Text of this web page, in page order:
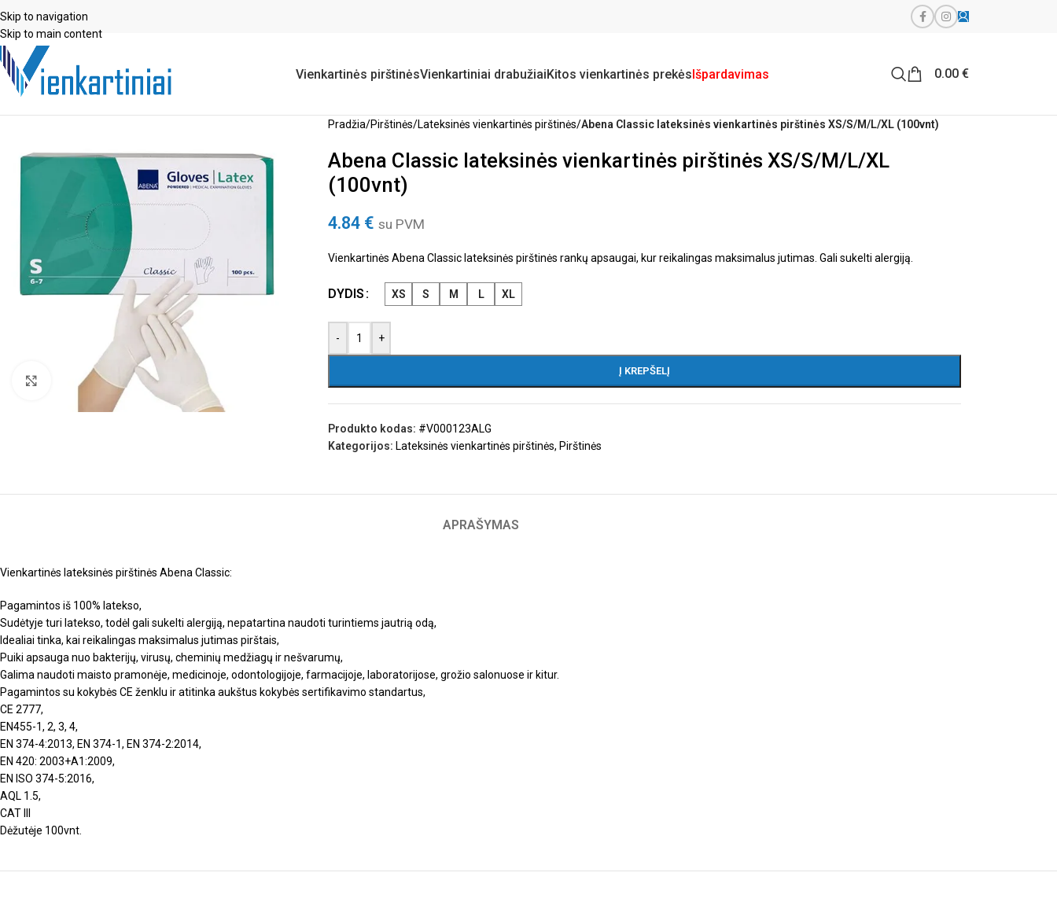
Skip to navigation
Skip to main content
Vienkartinės pirštinėsVienkartiniai drabužiaiKitos vienkartinės prekėsIšpardavimas 0.00 €
Spustelėkite, kad padidintumėte
Pradžia/Pirštinės/Lateksinės vienkartinės pirštinės/Abena Classic lateksinės vienkartinės pirštinės XS/S/M/L/XL (100vnt)
Abena Classic lateksinės vienkartinės pirštinės XS/S/M/L/XL
(100vnt)
4.84 € su PVM
Vienkartinės Abena Classic lateksinės pirštinės rankų apsaugai, kur reikalingas maksimalus jutimas. Gali sukelti alergiją.
DYDIS XS S M L XL
- +
Į KREPŠELĮ
Produkto kodas: #V000123ALG
Kategorijos: Lateksinės vienkartinės pirštinės, Pirštinės
APRAŠYMAS
Vienkartinės lateksinės pirštinės Abena Classic:
Pagamintos iš 100% latekso,
Sudėtyje turi latekso, todėl gali sukelti alergiją, nepatartina naudoti turintiems jautrią odą,
Idealiai tinka, kai reikalingas maksimalus jutimas pirštais,
Puiki apsauga nuo bakterijų, virusų, cheminių medžiagų ir nešvarumų,
Galima naudoti maisto pramonėje, medicinoje, odontologijoje, farmacijoje, laboratorijose, grožio salonuose ir kitur.
Pagamintos su kokybės CE ženklu ir atitinka aukštus kokybės sertifikavimo standartus,
CE 2777,
EN455-1, 2, 3, 4,
EN 374-4:2013, EN 374-1, EN 374-2:2014,
EN 420: 2003+A1:2009,
EN ISO 374-5:2016,
AQL 1.5,
CAT III
Dėžutėje 100vnt.